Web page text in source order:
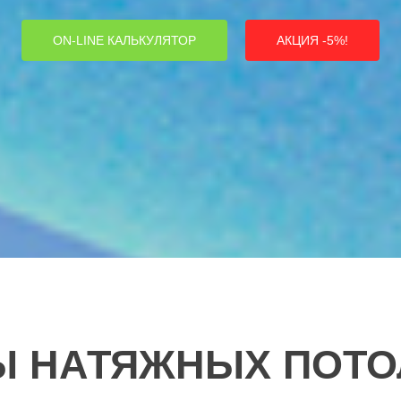
ON-LINE КАЛЬКУЛЯТОР
ON-LINE КАЛЬКУЛЯТОР АКЦИЯ -5%!
АКЦИЯ -5%!
НАТЯЖНЫХ